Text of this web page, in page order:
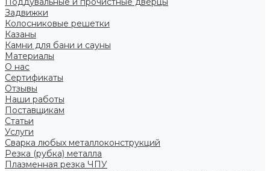
Задвижки
Колосниковые решетки
Казаны
Камни для бани и сауны
Материалы
О нас
Сертификаты
Отзывы
Наши работы
Поставщикам
Статьи
Услуги
Сварка любых металлоконструкций
Резка (рубка) металла
Плазменная резка ЧПУ